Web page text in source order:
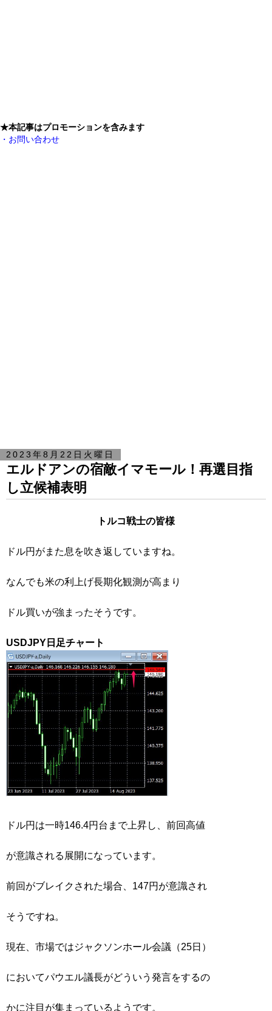
★本記事はプロモーションを含みます
・お問い合わせ
2023年8月22日火曜日
エルドアンの宿敵イマモール！再選目指
し立候補表明
トルコ戦士の皆様
ドル円がまた息を吹き返していますね。
なんでも米の利上げ長期化観測が高まり
ドル買いが強まったそうです。
USDJPY日足チャート
ドル円は一時146.4円台まで上昇し、前回高値
が意識される展開になっています。
前回がブレイクされた場合、147円が意識され
そうですね。
現在、市場ではジャクソンホール会議（25日）
においてパウエル議長がどういう発言をするの
かに注目が集まっているようです。